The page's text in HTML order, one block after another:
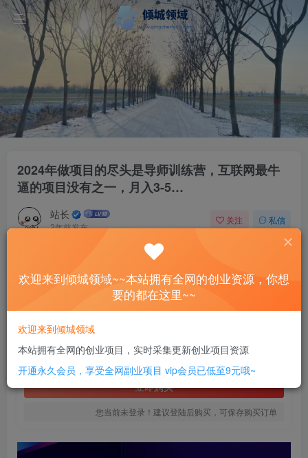
2024年做项目的尽头是导师训练营，互联网最牛
逼的项目没有之一，月入3-5…
站长
2年前发布
关注 私信
2024年做项目的尽头是导师训练营，互联网最牛逼的项目没有之一，月入3-5…
此内容为付费资源，请付费后查看
SVIP全站会员 免费
立即购买
您当前未登录！建议登陆后购买，可保存购买订单
欢迎来到倾城领域~~本站拥有全网的创业资源，你想
要的都在这里~~
欢迎来到倾城领域
本站拥有全网的创业项目，实时采集更新创业项目资源
开通永久会员，享受全网副业项目 vip会员已低至9元哦~